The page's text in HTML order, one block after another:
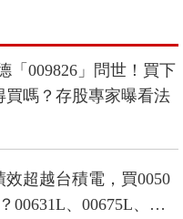
「009826」問世！買下
買嗎？存股專家曝看法
效超越台積電，買0050
00631L、00675L、